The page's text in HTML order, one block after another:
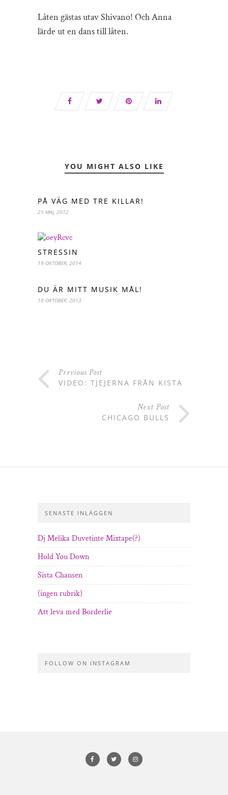
Låten gästas utav Shivano! Och Anna
lärde ut en dans till låten.
YOU MIGHT ALSO LIKE
PÅ VÄG MED TRE KILLAR!
25 MAJ, 2012
STRESSIN
19 OKTOBER, 2014
DU ÄR MITT MUSIK MÅL!
10 OKTOBER, 2013
Previous Post
VIDEO: TJEJERNA FRÅN KISTA
Next Post
CHICAGO BULLS
SENASTE INLÄGGEN
Dj Melika Duvetinte Mixtape(?)
Hold You Down
Sista Chansen
(ingen rubrik)
Att leva med Borderlie
FOLLOW ON INSTAGRAM